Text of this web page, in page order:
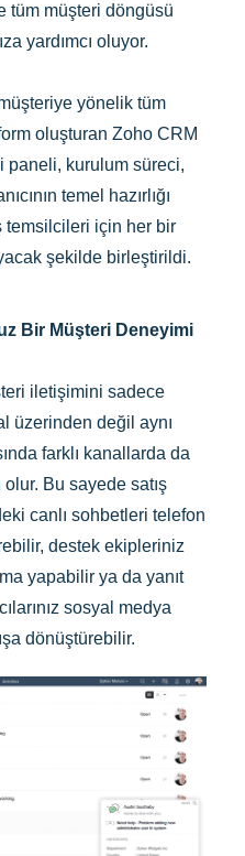
tüm müşteri döngüsü
yardımcı oluyor.
yönelik tüm
oluşturan Zoho CRM
paneli, kurulum süreci,
temel hazırlığı
temsilcileri için her bir
şekilde birleştirildi.
Bir Müşteri Deneyimi
iletişimini sadece
üzerinden değil aynı
farklı kanallarda da
olur. Bu sayede satış
canlı sohbetleri telefon
destek ekipleriniz
yapabilir ya da yanıt
sosyal medya
dönüştürebilir.